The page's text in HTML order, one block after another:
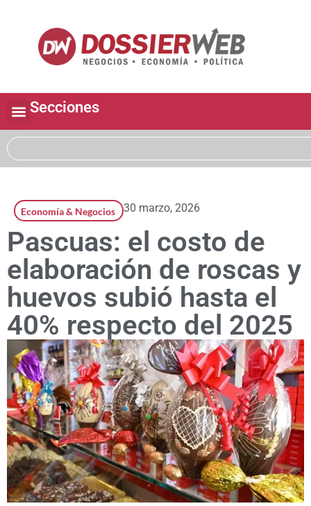
Secciones
Economía & Negocios 30 marzo, 2026
Pascuas: el costo de
elaboración de roscas y
huevos subió hasta el
40% respecto del 2025